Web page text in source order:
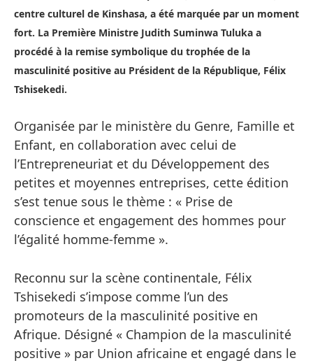
centre culturel de Kinshasa, a été marquée par un moment
fort. La Première Ministre Judith Suminwa Tuluka a
procédé à la remise symbolique du trophée de la
masculinité positive au Président de la République, Félix
Tshisekedi.
Organisée par le ministère du Genre, Famille et
Enfant, en collaboration avec celui de
l’Entrepreneuriat et du Développement des
petites et moyennes entreprises, cette édition
s’est tenue sous le thème : « Prise de
conscience et engagement des hommes pour
l’égalité homme-femme ».
Reconnu sur la scène continentale, Félix
Tshisekedi s’impose comme l’un des
promoteurs de la masculinité positive en
Afrique. Désigné « Champion de la masculinité
positive » par Union africaine et engagé dans le